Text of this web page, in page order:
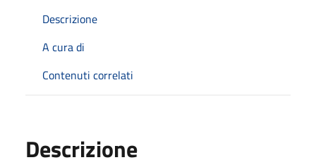
Descrizione
A cura di
Contenuti correlati
Descrizione